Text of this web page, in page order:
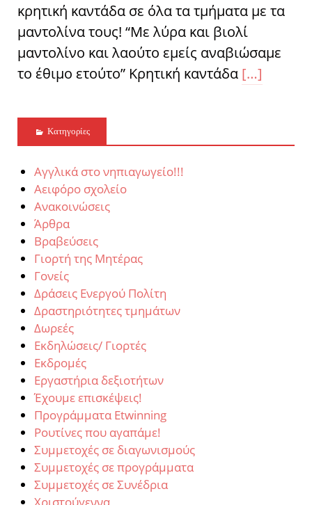
κρητική καντάδα σε όλα τα τμήματα με τα
μαντολίνα τους! “Με λύρα και βιολί
μαντολίνο και λαούτο εμείς αναβιώσαμε
το έθιμο ετούτο” Κρητική καντάδα […]
Kατηγορίες
Αγγλικά στο νηπιαγωγείο!!!
Αειφόρο σχολείο
Ανακοινώσεις
Άρθρα
Βραβεύσεις
Γιορτή της Μητέρας
Γονείς
Δράσεις Ενεργού Πολίτη
Δραστηριότητες τμημάτων
Δωρεές
Εκδηλώσεις/ Γιορτές
Εκδρομές
Εργαστήρια δεξιοτήτων
Έχουμε επισκέψεις!
Προγράμματα Etwinning
Ρουτίνες που αγαπάμε!
Συμμετοχές σε διαγωνισμούς
Συμμετοχές σε προγράμματα
Συμμετοχές σε Συνέδρια
Χριστούγεννα